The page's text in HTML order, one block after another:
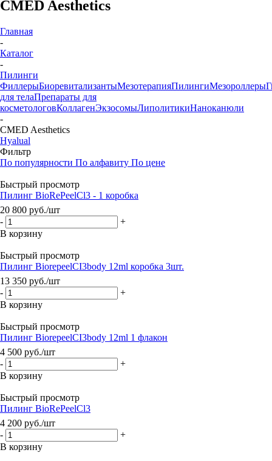
CMED Aesthetics
Главная
-
Каталог
-
Пилинги
ФиллерыБиоревитализантыМезотерапияПилингиМезороллеры
для телаПрепараты для
косметологовКоллагенЭкзосомыЛиполитикиНаноканюли
-
CMED Aesthetics
Hyalual
Фильтр
По популярности По алфавиту По цене
Быстрый просмотр
Пилинг BioRePeelCl3 - 1 коробка
20 800 руб./шт
-
+
В корзину
Быстрый просмотр
Пилинг BiorepeelСI3body 12ml коробка 3шт.
13 350 руб./шт
-
+
В корзину
Быстрый просмотр
Пилинг BiorepeelСI3body 12ml 1 флакон
4 500 руб./шт
-
+
В корзину
Быстрый просмотр
Пилинг BioRePeelCl3
4 200 руб./шт
-
+
В корзину